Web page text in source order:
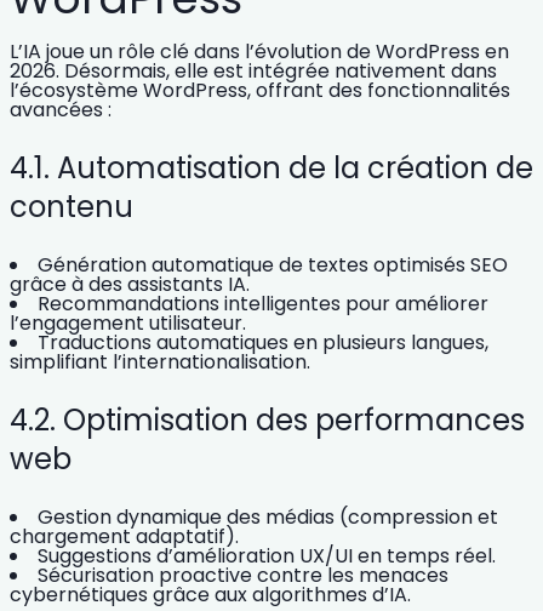
L’IA joue un rôle clé dans l’évolution de WordPress en
2026. Désormais, elle est intégrée nativement dans
l’écosystème WordPress, offrant des fonctionnalités
avancées :
4.1. Automatisation de la création de
contenu
Génération automatique de textes optimisés SEO
grâce à des assistants IA.
Recommandations intelligentes pour améliorer
l’engagement utilisateur.
Traductions automatiques en plusieurs langues,
simplifiant l’internationalisation.
4.2. Optimisation des performances
web
Gestion dynamique des médias (compression et
chargement adaptatif).
Suggestions d’amélioration UX/UI en temps réel.
Sécurisation proactivecontre les menaces
cybernétiques grâce aux algorithmes d’IA.